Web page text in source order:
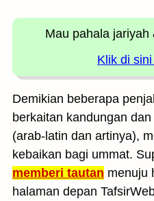
Mau pahala jariyah
Klik di
Demikian beberapa
berkaitan kandungan
(arab-latin dan artinya),
kebaikan bagi ummat.
memberi tautan menuju
halaman depan